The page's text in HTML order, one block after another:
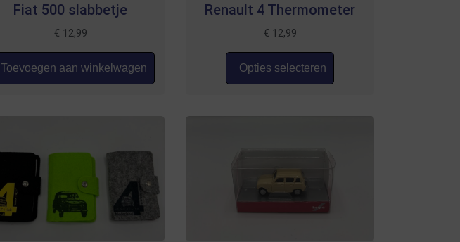
Fiat 500 slabbetje
€ 12,99
Toevoegen aan winkelwagen
Renault 4 Thermometer
€ 12,99
Opties selecteren